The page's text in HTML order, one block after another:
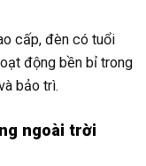
cấp, đèn có tuổi
động bền bỉ trong
bảo trì.
ngoài trời